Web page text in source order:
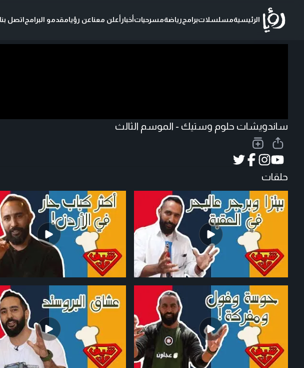
الرئيسيةمسلسلاتبرامجرياضةمسرحياتأخبارأعلن معناعن رؤيامقدمو البرامجاتصل بنا
ساندويشات حلوم وستيك - الموسم الثالث
حلقات